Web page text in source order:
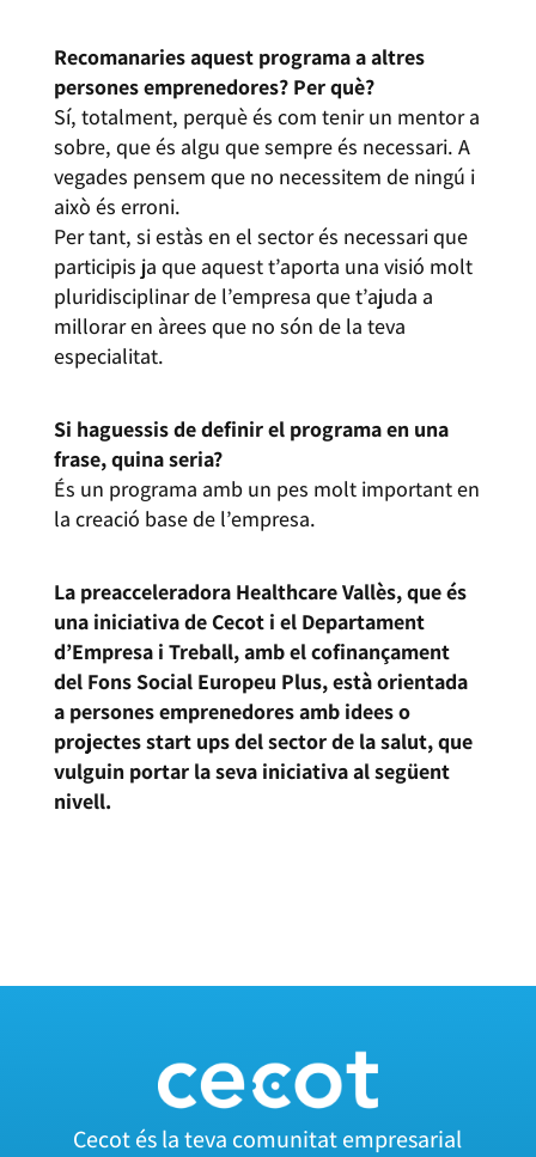
Recomanaries aquest programa a altres
persones emprenedores? Per què?
Sí, totalment, perquè és com tenir un mentor a
sobre, que és algu que sempre és necessari. A
vegades pensem que no necessitem de ningú i
això és erroni.
Per tant, si estàs en el sector és necessari que
participis ja que aquest t’aporta una visió molt
pluridisciplinar de l’empresa que t’ajuda a
millorar en àrees que no són de la teva
especialitat.
Si haguessis de definir el programa en una
frase, quina seria?
És un programa amb un pes molt important en
la creació base de l’empresa.
La preacceleradora Healthcare Vallès, que és
una iniciativa de Cecot i el Departament
d’Empresa i Treball, amb el cofinançament
del Fons Social Europeu Plus, està orientada
a persones emprenedores amb idees o
projectes start ups del sector de la salut, que
vulguin portar la seva iniciativa al següent
nivell.
Cecot és la teva comunitat empresarial